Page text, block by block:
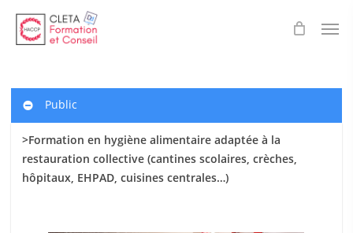
main
Public
>Formation en hygiène alimentaire adaptée à la
restauration collective (cantines scolaires, crèches,
hôpitaux, EHPAD, cuisines centrales…)